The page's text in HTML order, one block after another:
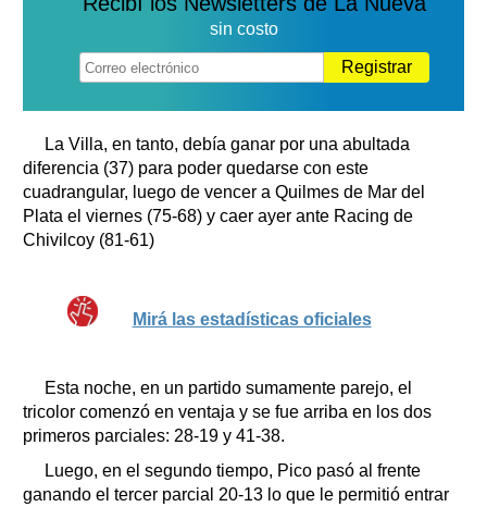
sin costo
Registrar
La Villa, en tanto, debía ganar por una abultada
diferencia (37) para poder quedarse con este
cuadrangular, luego de vencer a Quilmes de Mar del
Plata el viernes (75-68) y caer ayer ante Racing de
Chivilcoy (81-61)
Mirá las estadísticas oficiales
Esta noche, en un partido sumamente parejo, el
tricolor comenzó en ventaja y se fue arriba en los dos
primeros parciales: 28-19 y 41-38.
Luego, en el segundo tiempo, Pico pasó al frente
ganando el tercer parcial 20-13 lo que le permitió entrar